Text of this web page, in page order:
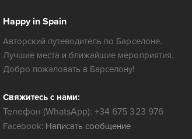
Happy in Spain
Авторский путеводитель по Барселоне.
Лучшие места и ближайшие мероприятия.
Добро пожаловать в Барселону!
Свяжитесь с нами:
Телефон (WhatsApp): +34 675 323 976
Facebook: Написать сообщение